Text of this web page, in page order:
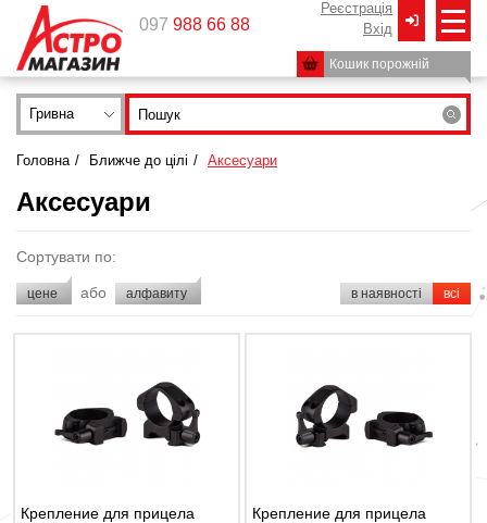
097 988 66 88
Реєстрація
Вxід
Кошик порожній
Гривна
Головна / Ближче до цілі / Аксесуари
Аксесуари
Сортувати по:
цене або алфавиту в наявності всі
Крепление для прицела
Крепление для прицела